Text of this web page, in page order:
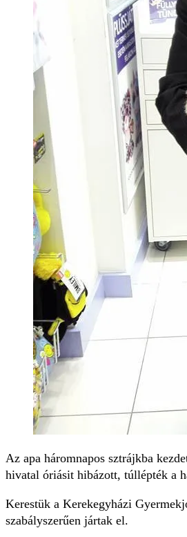
Az apa háromnapos sztrájkba
hivatal óriásit hibázott, túllépték a
Kerestük a Kerekegyházi
szabályszerűen jártak el.